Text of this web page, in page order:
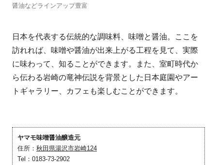
醤油などラインアップ豊富
日本を代表する伝統的な調味料、味噌と醤油。ここを
訪れれば、味噌や醤油が出来上がる工程を見て、実際
に味わって、知ることができます。また、室町時代か
ら伝わる岩崎の竜神伝説を背景とした日本庭園やアー
トギャラリー、カフェも楽しむことができます。
ヤマモ味噌醤油醸造元
住所： 秋田県湯沢市岩崎124
Tel：0183-73-2902